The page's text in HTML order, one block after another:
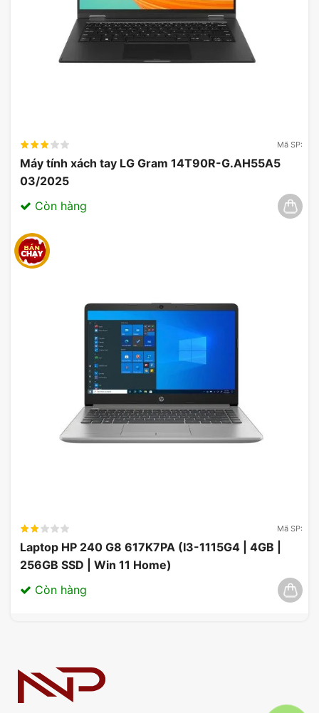
Mã SP:
Máy tính xách tay LG Gram 14T90R-G.AH55A5
03/2025
Còn hàng
Mã SP:
Laptop HP 240 G8 617K7PA (I3-1115G4 | 4GB |
256GB SSD | Win 11 Home)
Còn hàng